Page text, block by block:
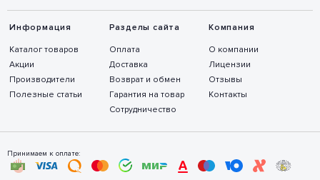
Информация
Каталог товаров
Акции
Производители
Полезные статьи
Разделы сайта
Оплата
Доставка
Возврат и обмен
Гарантия на товар
Сотрудничество
Компания
О компании
Лицензии
Отзывы
Контакты
Принимаем к оплате: